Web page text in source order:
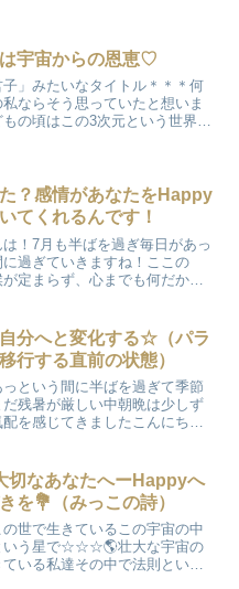
間🧶寒い日に...
宇宙からの恩恵♡
子」みたいなタイトル＊＊＊何
ならそう思っていたと想いま
の頃はこの3次元という世界が
ていく過程の中...
？感情があなたをHappy
てくれるんです！
は！7月も半ばを過ぎ毎日があっ
に過ぎていきますね！ここの
定まらず、心までも何だかモ
あまり感じることがないのでし
そこは我ら人間に...
分へと変化する☆（パラ
行する直前の状態）
っという間に半ばを過ぎて季節
だ残暑が厳しい中朝晩は少しず
を感じてきましたこんにち
も正直な私は今ココにいる自
ていない事は嘘でも...
切なあなたへーHappyへ
を💐（みっこの詩）
世で生きているこの宇宙の中
いう星で☆☆☆🌎壮大な宇宙の
いる私達その中で法則という